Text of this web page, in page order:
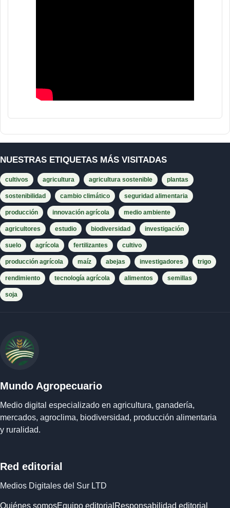
NUESTRAS ETIQUETAS MÁS VISITADAS
cultivos agricultura agricultura sostenible plantas
sostenibilidad cambio climático seguridad alimentaria
producción innovación agrícola medio ambiente
agricultores estudio biodiversidad investigación
suelo agrícola fertilizantes cultivo
producción agrícola maíz abejas investigadores trigo
rendimiento tecnología agrícola alimentos semillas
soja
Mundo Agropecuario
Medio digital especializado en agricultura, ganadería,
mercados, agroclima, biodiversidad, producción alimentaria
y ruralidad.
Red editorial
Medios Digitales del Sur LTD
Quiénes somosEquipo editorial Responsabilidad editorial